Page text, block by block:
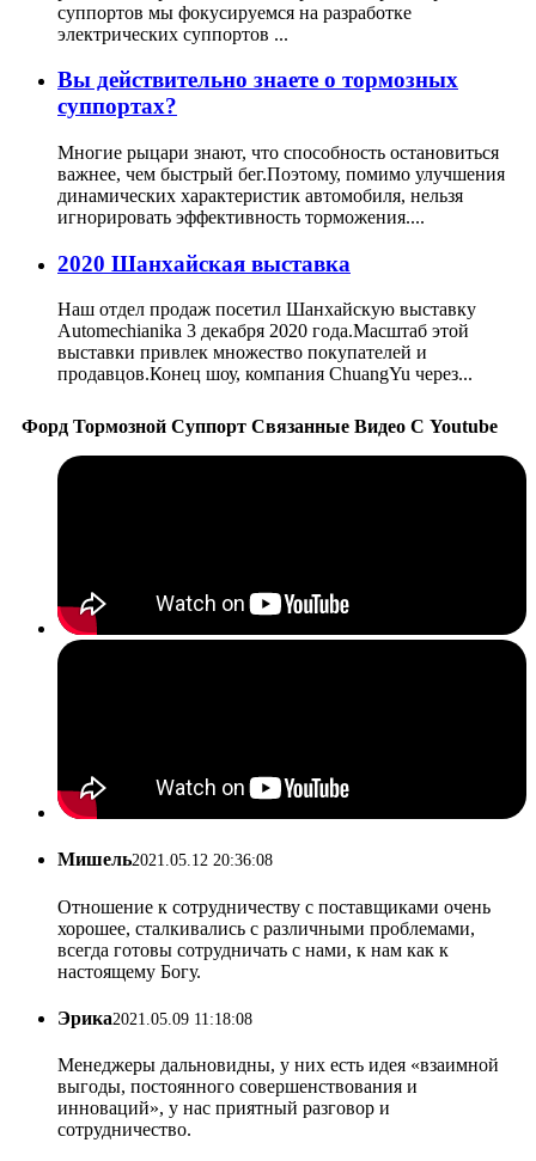
суппортов мы фокусируемся на разработке
электрических суппортов ...
Вы действительно знаете о тормозных
суппортах?
Многие рыцари знают, что способность остановиться
важнее, чем быстрый бег.Поэтому, помимо улучшения
динамических характеристик автомобиля, нельзя
игнорировать эффективность торможения....
2020 Шанхайская выставка
Наш отдел продаж посетил Шанхайскую выставку
Automechianika 3 декабря 2020 года.Масштаб этой
выставки привлек множество покупателей и
продавцов.Конец шоу, компания ChuangYu через...
Форд Тормозной Суппорт Связанные Видео С Youtube
Мишель2021.05.12 20:36:08
Отношение к сотрудничеству с поставщиками очень
хорошее, сталкивались с различными проблемами,
всегда готовы сотрудничать с нами, к нам как к
настоящему Богу.
Эрика2021.05.09 11:18:08
Менеджеры дальновидны, у них есть идея «взаимной
выгоды, постоянного совершенствования и
инноваций», у нас приятный разговор и
сотрудничество.